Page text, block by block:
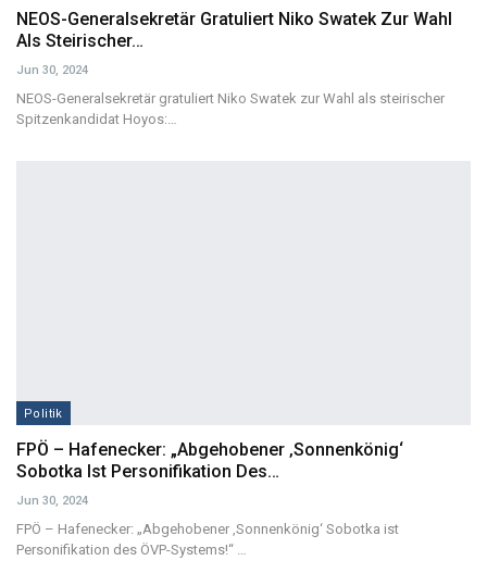
NEOS-Generalsekretär Gratuliert Niko Swatek Zur Wahl
Als Steirischer…
Jun 30, 2024
NEOS-Generalsekretär gratuliert Niko Swatek zur Wahl als steirischer
Spitzenkandidat Hoyos:…
Politik
FPÖ – Hafenecker: „Abgehobener ‚Sonnenkönig‘
Sobotka Ist Personifikation Des…
Jun 30, 2024
FPÖ – Hafenecker: „Abgehobener ‚Sonnenkönig‘ Sobotka ist
Personifikation des ÖVP-Systems!“